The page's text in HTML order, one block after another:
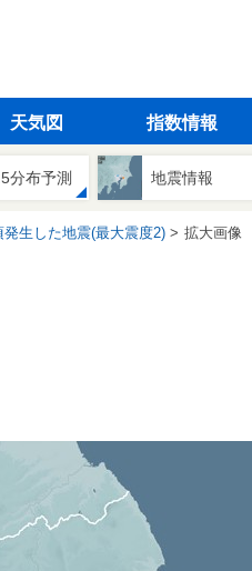
天気図 指数情報
分布予測 地震情報
発生した地震(最大震度2) 拡大画像